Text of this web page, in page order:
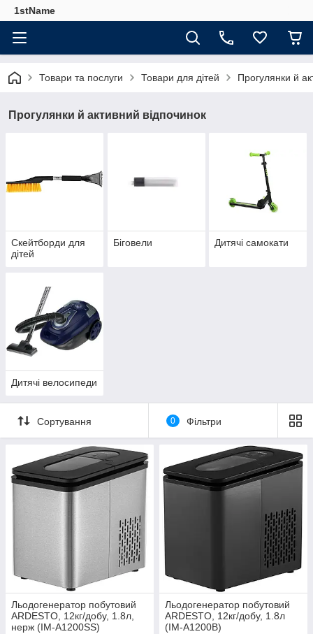
1stName
Товари та послуги Товари для дітей Прогулянки й
Прогулянки й активний відпочинок
Скейтборди для
дітей
Біговели Дитячі самокати
Дитячі велосипеди
Сортування 0 Фільтри
Льодогенератор побутовий
ARDESTO, 12кг/добу, 1.8л,
нерж (IM-A1200SS)
Льодогенератор побутовий
ARDESTO, 12кг/добу, 1.8л
(IM-A1200B)